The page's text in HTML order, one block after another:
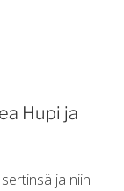
Hupi ja
ja niin